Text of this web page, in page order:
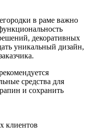
в раме важно
декоративных
уникальный дизайн,
средства для
и сохранить
клиентов